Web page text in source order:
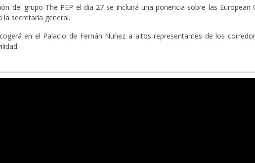
del grupo The PEP el día 27 se incluirá una ponencia sobre las
la secretaría general.
en el Palacio de Fernán Nuñez a altos representantes de los